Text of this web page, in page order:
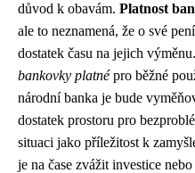
důvod k obavám. Platnost
ale to neznamená, že o své
dostatek času na jejich výměnu.
bankovky platnépro běžné
národní banka je bude
dostatek prostoru pro
situaci jako příležitost k
je na čase zvážit investice